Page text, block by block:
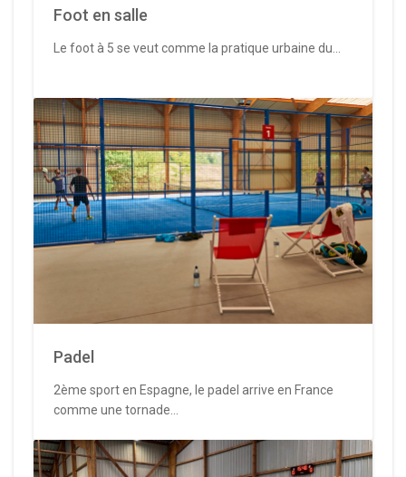
Foot en salle
Le foot à 5 se veut comme la pratique urbaine du...
Padel
2ème sport en Espagne, le padel arrive en France
comme une tornade...